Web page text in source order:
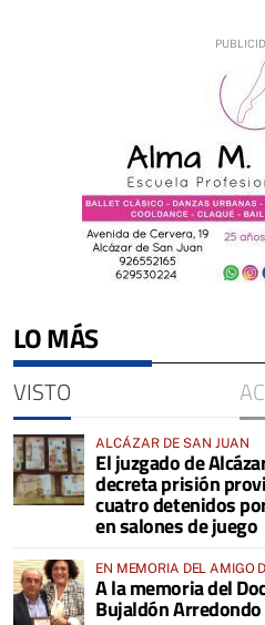
LO MÁS
VISTO
ALCÁZAR DE SAN JUAN
El juzgado de
decreta prisión
cuatro detenidos
en salones de juego
EN MEMORIA DEL AMIGO
ANIMALES
A la memoria del
Bujaldón Arredondo